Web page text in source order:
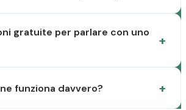
gratuite per parlare con uno
funziona davvero?